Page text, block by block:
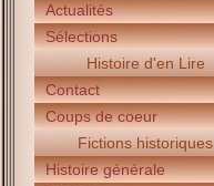
Actualités
Sélections
Histoire d'en Lire
Contact
Coups de coeur
Fictions historiques
Histoire générale